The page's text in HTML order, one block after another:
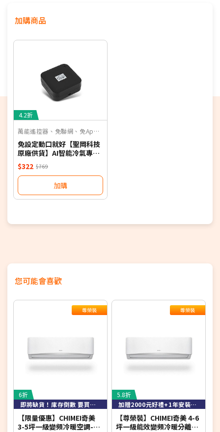
加購商品
4.2折
萬能遙控器、免聯網、免App、聲控
免設定動口就好【聖岡科技
原廠供貨】AI智能冷氣專用
語音遙控器 保固一年 適用對
應廠牌 NB
$322 $769
加購
您可能會喜歡
尊榮裝
6折
即將缺貨！庫存倒數 要買要快！
【限量優惠】CHIMEI奇美
3-5坪一級變頻冷暖空調-星
尊榮裝
5.8折
加贈2000元好禮+1年安裝保固
【尊榮裝】CHIMEI奇美 4-6
坪一級能效變頻冷暖分離式